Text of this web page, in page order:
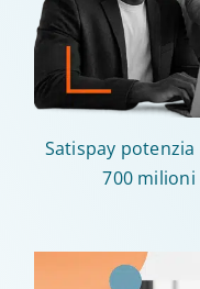
Satispay
700